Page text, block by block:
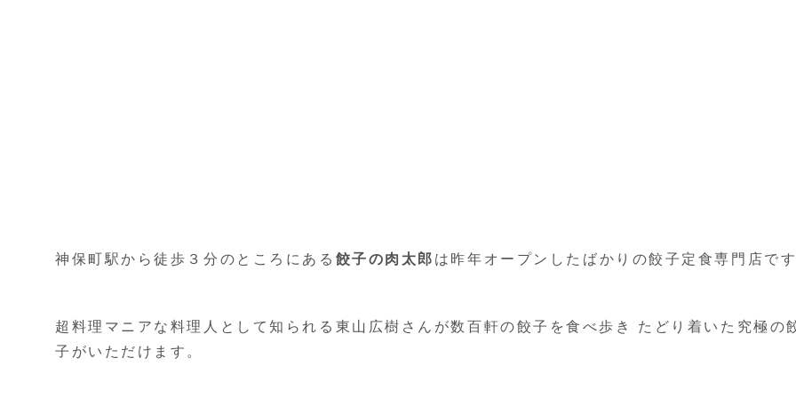
神保町駅から徒歩３分のところにある 餃子の肉太郎 は昨年オープンしたばかりの餃子定食専門店で
超料理マニアな料理人として知られる東山広樹さんが数百軒の餃子を食べ歩き たどり着いた究極の
子がいただけます。